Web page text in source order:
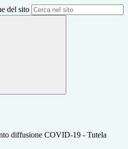
del sito
diffusione COVID-19 - Tutela